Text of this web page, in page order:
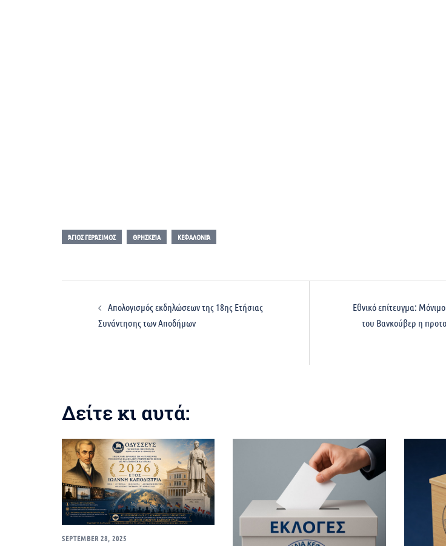
ΆΓΙΟΣ ΓΕΡΆΣΙΜΟΣ ΘΡΗΣΚΕΊΑ ΚΕΦΑΛΟΝΙΆ
navigation
Απολογισμός εκδηλώσεων της 18ης Ετήσιας
Συνάντησης των Αποδήμων
Eθνικό επίτευγμα:
του Βανκούβερ η
Δείτε κι αυτά:
SEPTEMBER 28, 2025